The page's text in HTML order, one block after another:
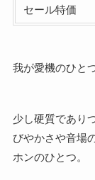
セール特価
我が愛機のひとつ
少し硬質であり
びやかさや音場
ホンのひとつ。